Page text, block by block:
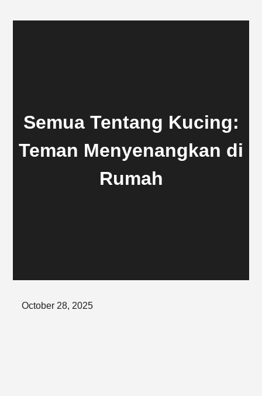
Semua Tentang Kucing:
Teman Menyenangkan di
Rumah
Posted
October 28, 2025